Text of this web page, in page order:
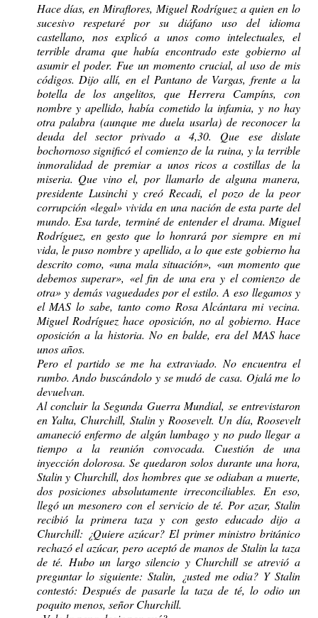
Hace días, en Miraflores, Miguel Rodríguez a quien en lo
sucesivo respetaré por su diáfano uso del idioma
castellano, nos explicó a unos como intelectuales, el
terrible drama que había encontrado este gobierno al
asumir el poder. Fue un momento crucial, al uso de mis
códigos. Dijo allí, en el Pantano de Vargas, frente a la
botella de los angelitos, que Herrera Campíns, con
nombre y apellido, había cometido la infamia, y no hay
otra palabra (aunque me duela usarla) de reconocer la
deuda del sector privado a 4,30. Que ese dislate
bochornoso significó el comienzo de la ruina, y la terrible
inmoralidad de premiar a unos ricos a costillas de la
miseria. Que vino el, por llamarlo de alguna manera,
presidente Lusinchi y creó Recadi, el pozo de la peor
corrupción «legal» vivida en una nación de esta parte del
mundo. Esa tarde, terminé de entender el drama. Miguel
Rodríguez, en gesto que lo honrará por siempre en mi
vida, le puso nombre y apellido, a lo que este gobierno ha
descrito como, «una mala situación», «un momento que
debemos superar», «el fin de una era y el comienzo de
otra» y demás vaguedades por el estilo. A eso llegamos y
el MAS lo sabe, tanto como Rosa Alcántara mi vecina.
Miguel Rodríguez hace oposición, no al gobierno. Hace
oposición a la historia. No en balde, era del MAS hace
unos años.
Pero el partido se me ha extraviado. No encuentra el
rumbo. Ando buscándolo y se mudó de casa. Ojalá me lo
devuelvan.
Al concluir la Segunda Guerra Mundial, se entrevistaron
en Yalta, Churchill, Stalin y Roosevelt. Un día, Roosevelt
amaneció enfermo de algún lumbago y no pudo llegar a
tiempo a la reunión convocada. Cuestión de una
inyección dolorosa. Se quedaron solos durante una hora,
Stalin y Churchill, dos hombres que se odiaban a muerte,
dos posiciones absolutamente irreconciliables. En eso,
llegó un mesonero con el servicio de té. Por azar, Stalin
recibió la primera taza y con gesto educado dijo a
Churchill: ¿Quiere azúcar? El primer ministro británico
rechazó el azúcar, pero aceptó de manos de Stalin la taza
de té. Hubo un largo silencio y Churchill se atrevió a
preguntar lo siguiente: Stalin, ¿usted me odia? Y Stalin
contestó: Después de pasarle la taza de té, lo odio un
poquito menos, señor Churchill.